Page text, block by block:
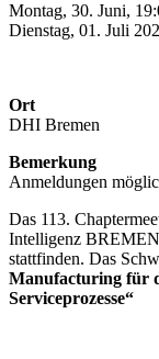
Montag, 30. Juni,
Dienstag, 01. Juli
Ort
DHI Bremen
Bemerkung
Anmeldungen
Das 113.
Intelligenz
stattfinden. Das
Manufacturing für
Serviceprozesse“